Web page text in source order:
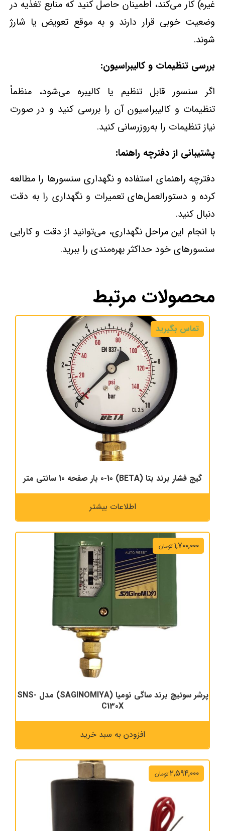
غیره) کار می‌کند، اطمینان حاصل کنید که منابع تغذیه در
وضعیت خوبی قرار دارند و به موقع تعویض یا شارژ
شوند.
بررسی تنظیمات و کالیبراسیون:
اگر سنسور قابل تنظیم یا کالیبره می‌شود، منظماً
تنظیمات و کالیبراسیون آن را بررسی کنید و در صورت
نیاز تنظیمات را به‌روزرسانی کنید.
پشتیبانی از دفترچه راهنما:
دفترچه راهنمای استفاده و نگهداری سنسورها را مطالعه
کرده و دستورالعمل‌های تعمیرات و نگهداری را به دقت
دنبال کنید.
با انجام این مراحل نگهداری، می‌توانید از دقت و کارایی
سنسورهای خود حداکثر بهره‌مندی را ببرید.
محصولات مرتبط
گیج فشار برند بتا (BETA) 0-10 بار صفحه 10 سانتی متر
تماس بگیرید
اطلاعات بیشتر
پرشر سوئیچ برند ساگی نومیا (SAGINOMIYA) مدل SNS-
C130X
۱,۷۰۰,۰۰۰تومان
افزودن به سبد خرید
۲,۵۹۴,۰۰۰تومان